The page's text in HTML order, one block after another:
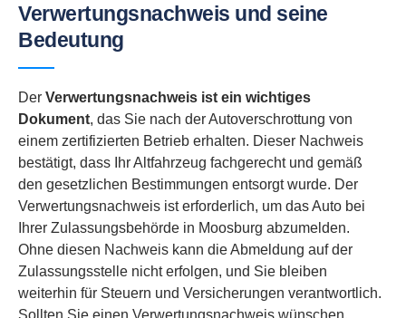
Verwertungsnachweis und seine
Bedeutung
Der Verwertungsnachweis ist ein wichtiges
Dokument, das Sie nach der Autoverschrottung von
einem zertifizierten Betrieb erhalten. Dieser Nachweis
bestätigt, dass Ihr Altfahrzeug fachgerecht und gemäß
den gesetzlichen Bestimmungen entsorgt wurde. Der
Verwertungsnachweis ist erforderlich, um das Auto bei
Ihrer Zulassungsbehörde in Moosburg abzumelden.
Ohne diesen Nachweis kann die Abmeldung auf der
Zulassungsstelle nicht erfolgen, und Sie bleiben
weiterhin für Steuern und Versicherungen verantwortlich.
Sollten Sie einen Verwertungsnachweis wünschen,